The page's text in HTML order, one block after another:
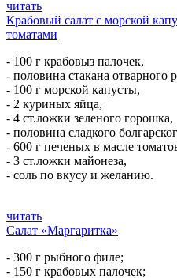
читать
Крабовый салат с морской
томатами
- 100 г крабовыз палочек,
- половина стакана отварного
- 100 г морской капусты,
- 2 куриных яйца,
- 4 ст.ложки зеленого горошка,
- половина сладкого
- 600 г печеных в масле
- 3 ст.ложки майонеза,
- соль по вкусу и желанию.
читать
Салат «Маргаритка»
- 300 г рыбного филе;
- 150 г крабовых палочек;